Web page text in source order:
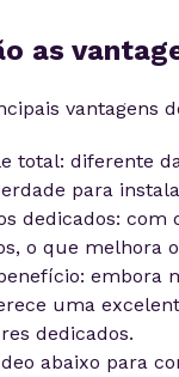
as
vantagens
total: diferente
para
dedicados: com
o que melhora
embora
uma
dedicados.
abaixo para